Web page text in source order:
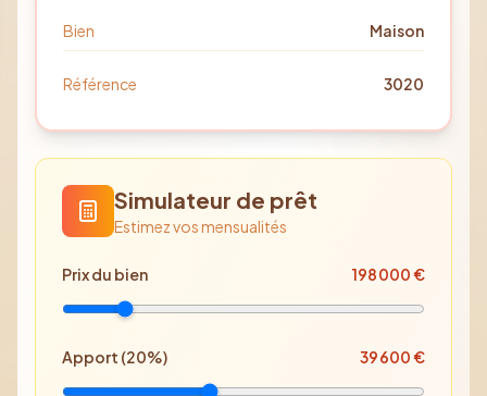
Bien Maison
Référence 3020
Simulateur de prêt
Estimez vos mensualités
Prixdu bien 198 000€
Apport (20%) 39 600€